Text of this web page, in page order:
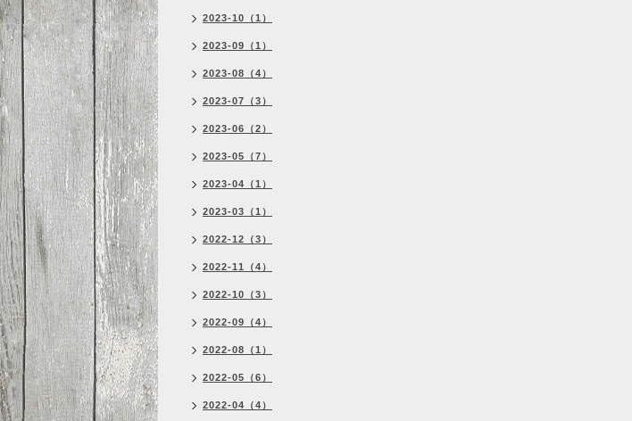
2023-10（1）
2023-09（1）
2023-08（4）
2023-07（3）
2023-06（2）
2023-05（7）
2023-04（1）
2023-03（1）
2022-12（3）
2022-11（4）
2022-10（3）
2022-09（4）
2022-08（1）
2022-05（6）
2022-04（4）